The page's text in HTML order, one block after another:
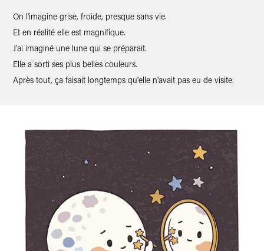
On l'imagine grise, froide, presque sans vie.
Et en réalité elle est magnifique.
J'ai imaginé une lune qui se préparait.
Elle a sorti ses plus belles couleurs.
Après tout, ça faisait longtemps qu'elle n'avait pas eu de visite.